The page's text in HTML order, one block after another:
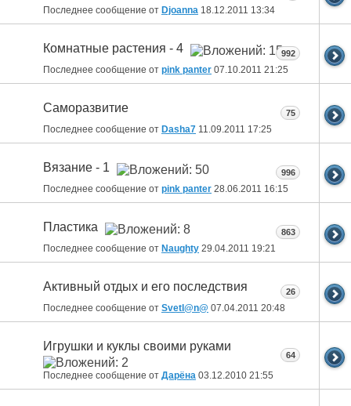
Последнее сообщение от Djoanna 18.12.2011 13:34
Комнатные растения - 4
Последнее сообщение от pink panter 07.10.2011 21:25
992
Саморазвитие
Последнее сообщение от Dasha7 11.09.2011 17:25
75
Вязание - 1
Последнее сообщение от pink panter 28.06.2011 16:15
996
Пластика
Последнее сообщение от Naughty 29.04.2011 19:21
863
Активный отдых и его последствия
Последнее сообщение от Svetl@n@ 07.04.2011 20:48
26
Игрушки и куклы своими руками
Последнее сообщение от Дарёна 03.12.2010 21:55
64